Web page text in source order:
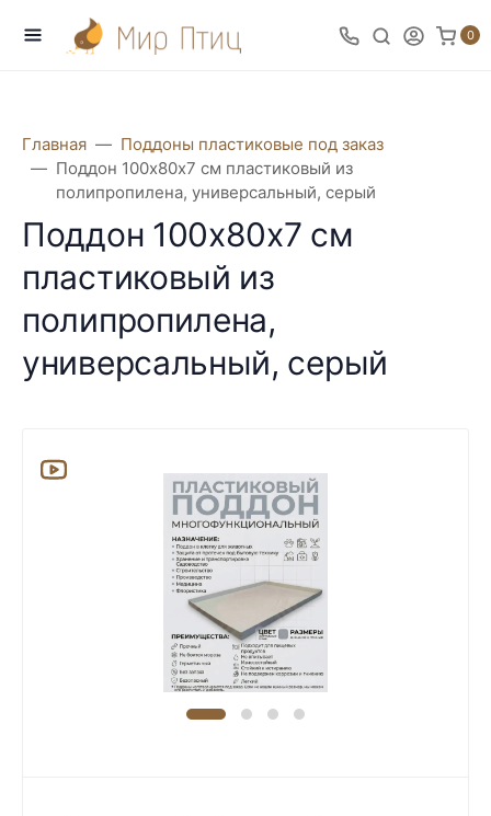
0
Главная
Поддоны пластиковые под заказ
Поддон 100х80х7 см пластиковый из
полипропилена, универсальный, серый
Поддон 100х80х7 см
пластиковый из
полипропилена,
универсальный, серый